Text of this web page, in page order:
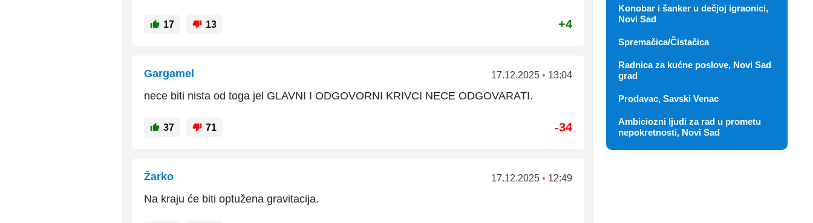
17 13 +4
Gargamel 17.12.2025 • 13:04
nece biti nista od toga jel GLAVNI I ODGOVORNI KRIVCI NECE ODGOVARATI.
37 71 -34
Žarko 17.12.2025 • 12:49
Na kraju će biti optužena gravitacija.
Konobar i šanker u dečjoj igraonici,
Novi Sad
Spremačica/Čistačica
Radnica za kućne poslove, Novi Sad
grad
Prodavac, Savski Venac
Ambiciozni ljudi za rad u prometu
nepokretnosti, Novi Sad